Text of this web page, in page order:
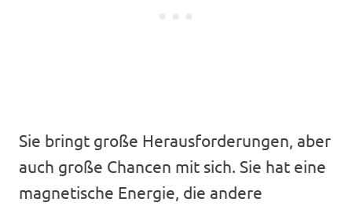
Sie bringt große Herausforderungen, aber
auch große Chancen mit sich. Sie hat eine
magnetische Energie, die andere